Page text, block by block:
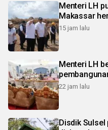
Menteri LH
15 jam lalu
Menteri LH
22 jam lalu
Disdik